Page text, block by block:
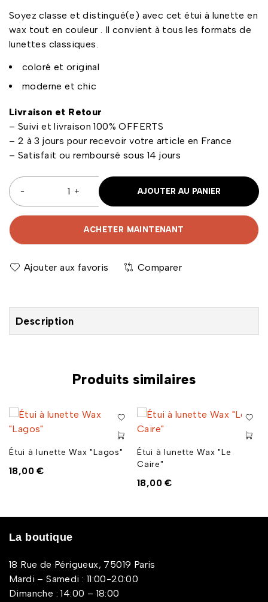
Soyez classe et distingué(e) avec cet étui à lunette en
wax tout en couleur . Il convient à tous les formats de
lunettes classiques.
coloré et original
moderne et chic
Livraison et Retour
– Suivi et livraison 100% OFFERTS
– 2 à 3 jours pour recevoir votre article en France
– Satisfait ou remboursé sous 14 jours
AJOUTER AU PANIER
ACHETER MAINTENANT
Comparer
Description
Produits similaires
Étui à lunette Wax "Lagos"
18,00€
Étui à lunette Wax "Le
Caire"
18,00€
La boutique
18 Rue de Périgueux, 75019 Paris
Mardi – Samedi : 11:00-20:00
Dimanche : 14:00 – 18:00